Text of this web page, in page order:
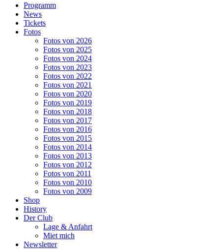
Programm
News
Tickets
Fotos
Fotos von 2026
Fotos von 2025
Fotos von 2024
Fotos von 2023
Fotos von 2022
Fotos von 2021
Fotos von 2020
Fotos von 2019
Fotos von 2018
Fotos von 2017
Fotos von 2016
Fotos von 2015
Fotos von 2014
Fotos von 2013
Fotos von 2012
Fotos von 2011
Fotos von 2010
Fotos von 2009
Shop
History
Der Club
Lage & Anfahrt
Miet mich
Newsletter